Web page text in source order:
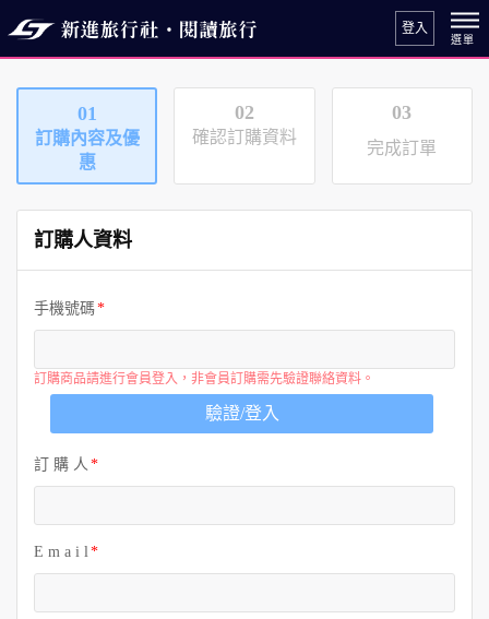
登入
01
訂購內容及優
惠
02
確認訂購資料
03
完成訂單
訂購人資料
手機號碼
訂購商品請進行會員登入，非會員訂購需先驗證聯絡資料。
驗證/登入
訂 購 人
E m a i l